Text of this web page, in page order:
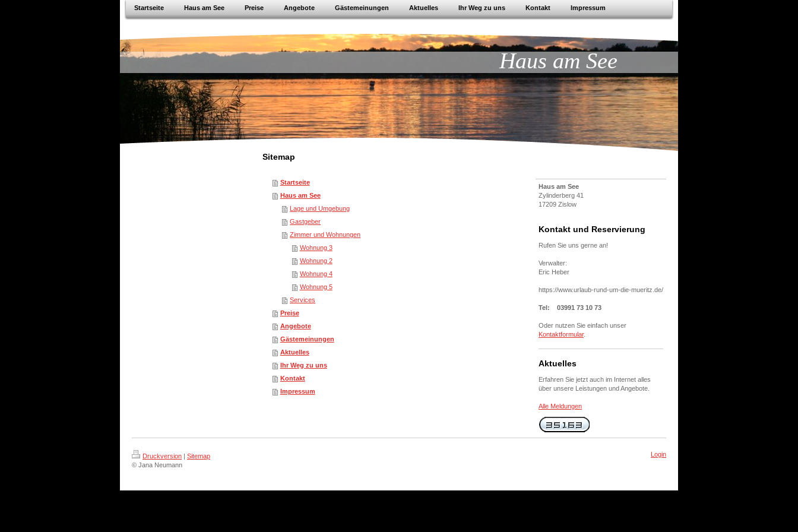
Startseite Haus am See Preise Angebote Gästemeinungen Aktuelles Ihr Weg zu uns Kontakt Impressum
Haus am See
Sitemap
Startseite
Haus am See
Lage und Umgebung
Gastgeber
Zimmer und Wohnungen
Wohnung 3
Wohnung 2
Wohnung 4
Wohnung 5
Services
Preise
Angebote
Gästemeinungen
Aktuelles
Ihr Weg zu uns
Kontakt
Impressum
Haus am See
Zylinderberg 41
17209 Zislow
Kontakt und Reservierung
Rufen Sie uns gerne an!
Verwalter:
Eric Heber
https://www.urlaub-rund-um-die-mueritz.de/
Tel: 03991 73 10 73
Oder nutzen Sie einfach unser
Kontaktformular.
Aktuelles
Erfahren Sie jetzt auch im Internet alles
über unsere Leistungen und Angebote.
Alle Meldungen
Druckversion | Sitemap
© Jana Neumann
Login